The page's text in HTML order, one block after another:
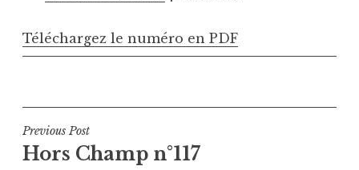
Téléchargez le numéro en PDF
Navigation
de
Previous Post
Hors Champ n°117